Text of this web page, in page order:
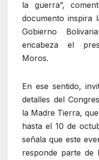
la guerra”,
documento inspira
Gobierno
encabeza el
Moros.
En ese sentido,
detalles del
la Madre Tierra,
hasta el 10 de
señala que este
responde parte de